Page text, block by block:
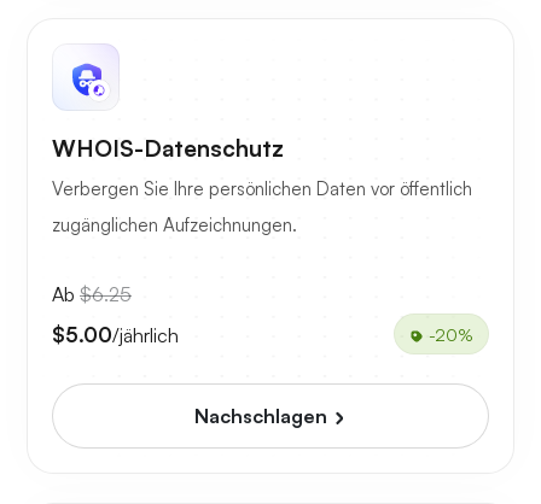
WHOIS-Datenschutz
Verbergen Sie Ihre persönlichen Daten vor öffentlich
zugänglichen Aufzeichnungen.
Ab $6.25
$5.00/jährlich -20%
Nachschlagen